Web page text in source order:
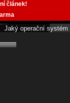
článek!
Jaký operační systém